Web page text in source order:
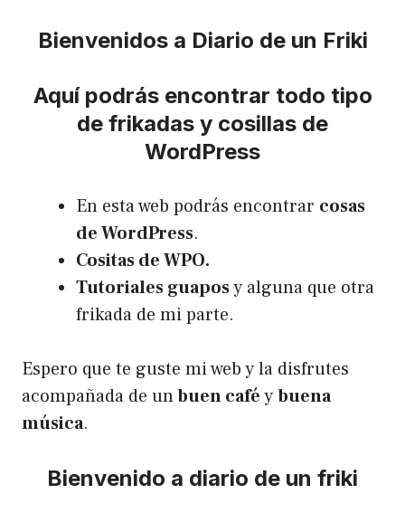
Bienvenidos a Diario de un Friki
Aquí podrás encontrar todo tipo
de frikadas y cosillas de
WordPress
En esta web podrás encontrar cosas
de WordPress.
Cositas de WPO.
Tutoriales guaposy alguna que otra
frikada de mi parte.
Espero que te guste mi web y la disfrutes
acompañada de unbuen caféybuena
música.
Bienvenido a diario de un friki